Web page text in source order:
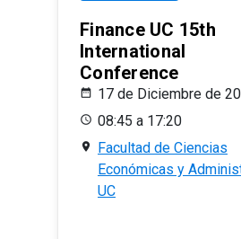
Finance UC 15th
International
Conference
17 de Diciembre de
08:45 a 17:20
Facultad de Ciencias
Económicas y
UC